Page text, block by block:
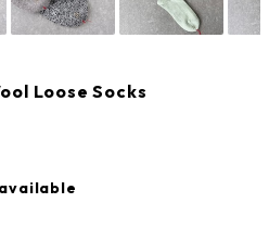
Loose Socks